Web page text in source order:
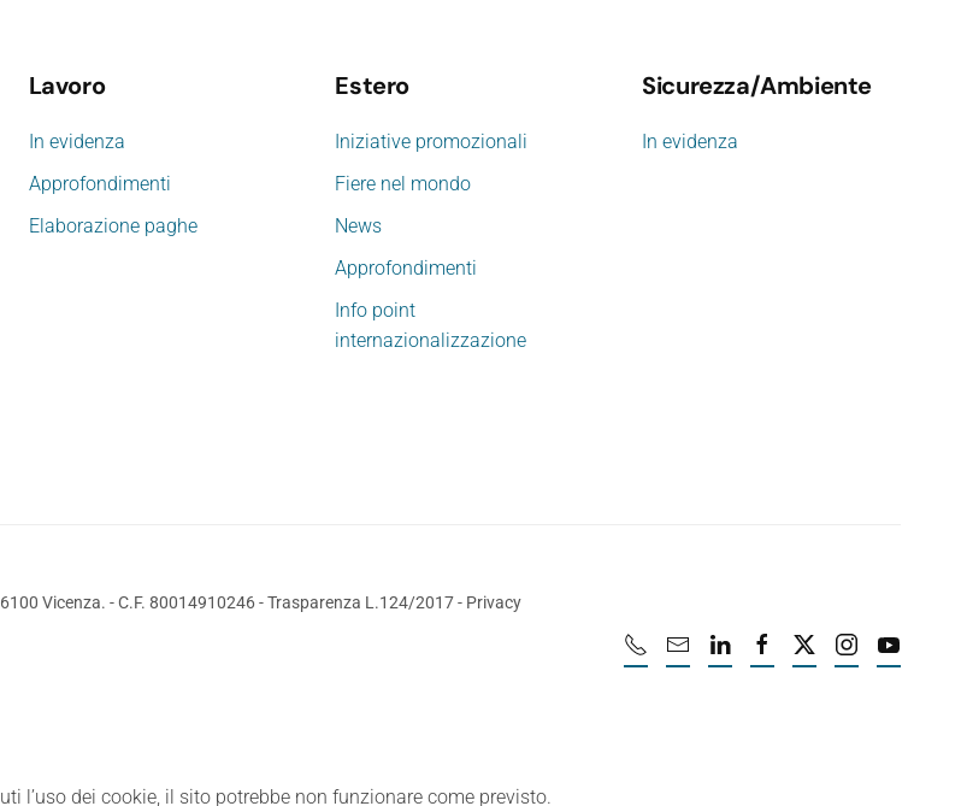
Lavoro
In evidenza
Approfondimenti
Elaborazione paghe
Estero
Iniziative promozionali
Fiere nel mondo
News
Approfondimenti
Info point
internazionalizzazione
Sicurezza/Ambiente
In evidenza
Vicenza. - C.F. 80014910246 -Trasparenza L.124/2017- Privacy
l’uso dei cookie, il sito potrebbe non funzionare come previsto.